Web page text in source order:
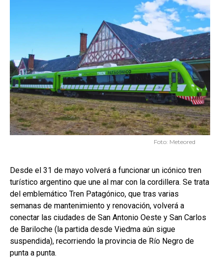
Foto: Meteored
Desde el 31 de mayo volverá a funcionar un icónico tren
turístico argentino que une al mar con la cordillera. Se trata
del emblemático Tren Patagónico, que tras varias
semanas de mantenimiento y renovación, volverá a
conectar las ciudades de San Antonio Oeste y San Carlos
de Bariloche (la partida desde Viedma aún sigue
suspendida), recorriendo la provincia de Río Negro de
punta a punta.